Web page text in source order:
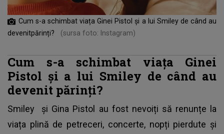
Cum s-a schimbat viața Ginei Pistol și a lui Smiley de când au
devenitpărinți?
(sursa foto: Instagram)
Cum s-a schimbat viața Ginei
Pistol și a lui Smiley de când au
devenit părinți?
Smiley
și Gina Pistol au fost nevoiți să renunțe la
viața plină de petreceri, concerte, nopți pierdute și